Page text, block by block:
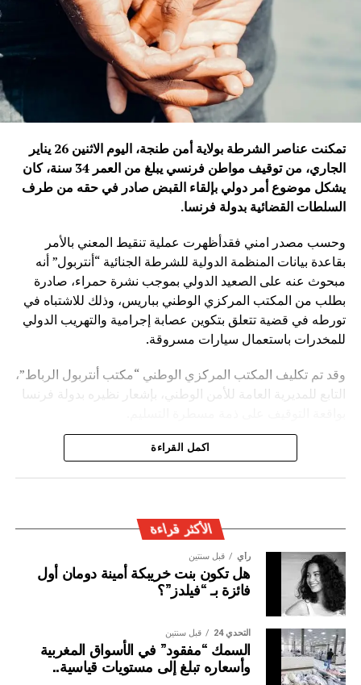
تمكنت عناصر الشرطة بولاية أمن طنجة، اليوم الاثنين 26 يناير
الجاري، من توقيف مواطن فرنسي يبلغ من العمر 34 سنة، كان
يشكل موضوع أمر دولي بإلقاء القبض صادر في حقه من طرف
السلطات القضائية بدولة فرنسا.
وحسب مصدر امني فقدأظهرت عملية تنقيط المعني بالأمر
بقاعدة بيانات المنظمة الدولية للشرطة الجنائية “أنتربول” أنه
مبحوث عنه على الصعيد الدولي بموجب نشرة حمراء، صادرة
بطلب من المكتب المركزي الوطني بباريس، وذلك للاشتباه في
تورطه في قضية تتعلق بتكوين عصابة إجرامية والتهريب الدولي
للمخدرات باستعمال سيارات مسروقة.
وقد تم تكليف المكتب المركزي الوطني “مكتب أنتربول الرباط”،
التابع للمديرية العامة للأمن الوطني، بإشعار نظيره بدولة فرنسا
ويأتي توقيف المشتبه به في سياق التزام المصالح الأمنية
اكمل القراءة
الأكثر قراءة
رأي قبل سنتين
هل تكون بنت خريبكة أمينة دومان أول
فائزة بـ “فيلدز”؟
التحدي 24 قبل سنتين
السمك “مفقود” في الأسواق المغربية
وأسعاره تبلغ إلى مستويات قياسية..